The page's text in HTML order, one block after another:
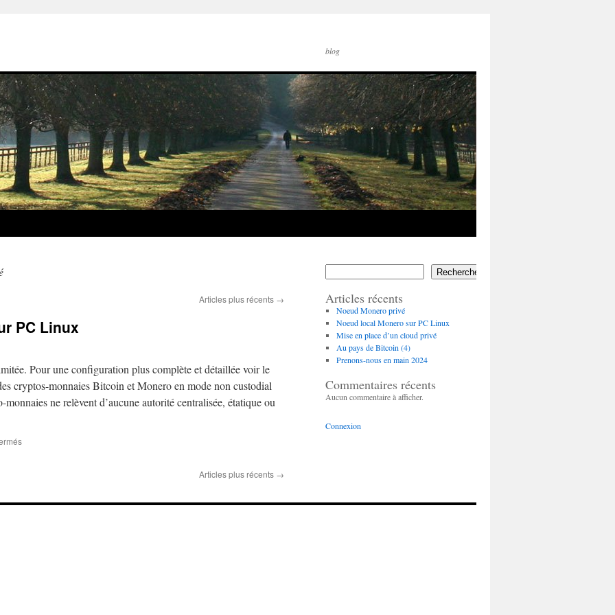
blog
Articles plus récents →
PC Linux
Pour une configuration plus complète et détaillée voir le
cryptos-monnaies Bitcoin et Monero en mode non custodial
ne relèvent d’aucune autorité centralisée, étatique ou
sur
PC
Articles plus récents →
Rechercher
Articles récents
Noeud Monero privé
Noeud local Monero sur PC Linux
Mise en place d’un cloud privé
Au pays de Bitcoin (4)
Prenons-nous en main 2024
Commentaires récents
Aucun commentaire à afficher.
Connexion